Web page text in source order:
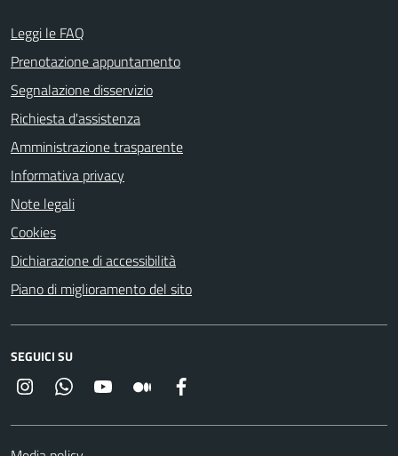
Leggi le FAQ
Prenotazione appuntamento
Segnalazione disservizio
Richiesta d'assistenza
Amministrazione trasparente
Informativa privacy
Note legali
Cookies
Dichiarazione di accessibilità
Piano di miglioramento del sito
SEGUICI SU
InstagramWhatsappYouTube Medium